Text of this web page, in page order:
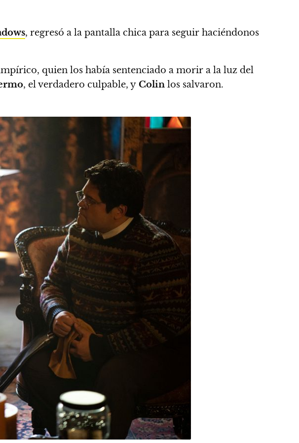
, regresó a la pantalla chica para seguir haciéndonos
, quien los había sentenciado a morir a la luz del
, el verdadero culpable, y Colin los salvaron.